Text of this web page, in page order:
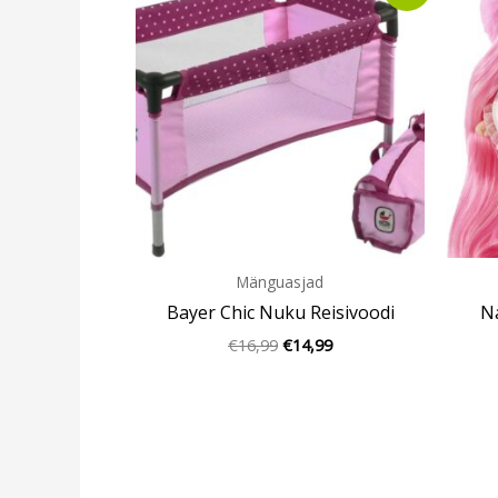
Mänguasjad
Bayer Chic Nuku Reisivoodi
€16,99
oli:
€16,99.
€14,99
is:
€14,99.